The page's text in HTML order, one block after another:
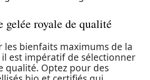
gelée royale de qualité
les bienfaits maximums de la
est impératif de sélectionner
qualité. Optez pour des